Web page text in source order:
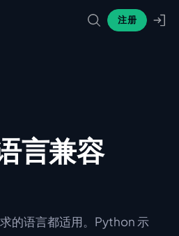
注册
言兼容
的语言都适用。Python 示